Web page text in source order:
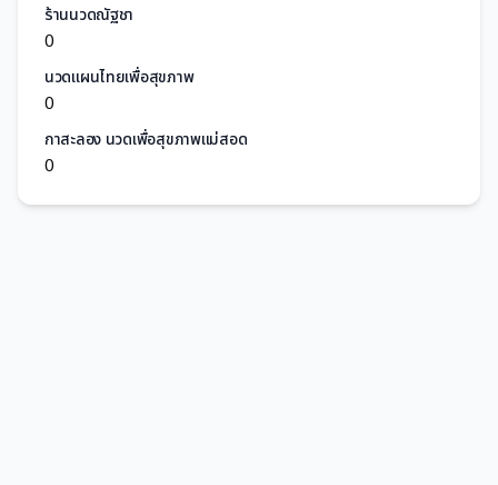
ร้านนวดณัฐชา
0
นวดแผนไทยเพื่อสุขภาพ
0
กาสะลอง นวดเพื่อสุขภาพแม่สอด
0